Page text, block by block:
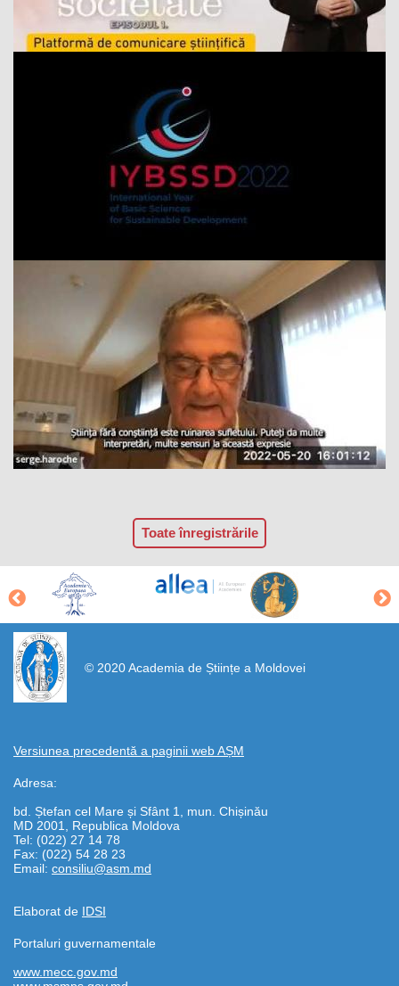
Toate înregistrările
© 2020 Academia de Științe a Moldovei
Versiunea precedentă a paginii web AȘM
Adresa:
bd. Ștefan cel Mare și Sfânt 1, mun. Chișinău
MD 2001, Republica Moldova
Tel: (022) 27 14 78
Fax: (022) 54 28 23
Email: consiliu@asm.md
Elaborat de IDSI
https://propletenie.ru/
Portaluri guvernamentale
www.mecc.gov.md